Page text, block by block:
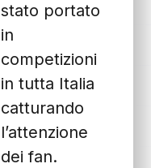
stato portato
in
competizioni
in tutta Italia
catturando
l’attenzione
dei fan.